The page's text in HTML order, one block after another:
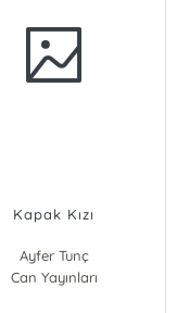
Kapak Kızı
Ayfer Tunç
Can Yayınları